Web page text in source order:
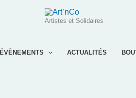
Artistes et Solidaires
ÉVÈNEMENTS ACTUALITÉS